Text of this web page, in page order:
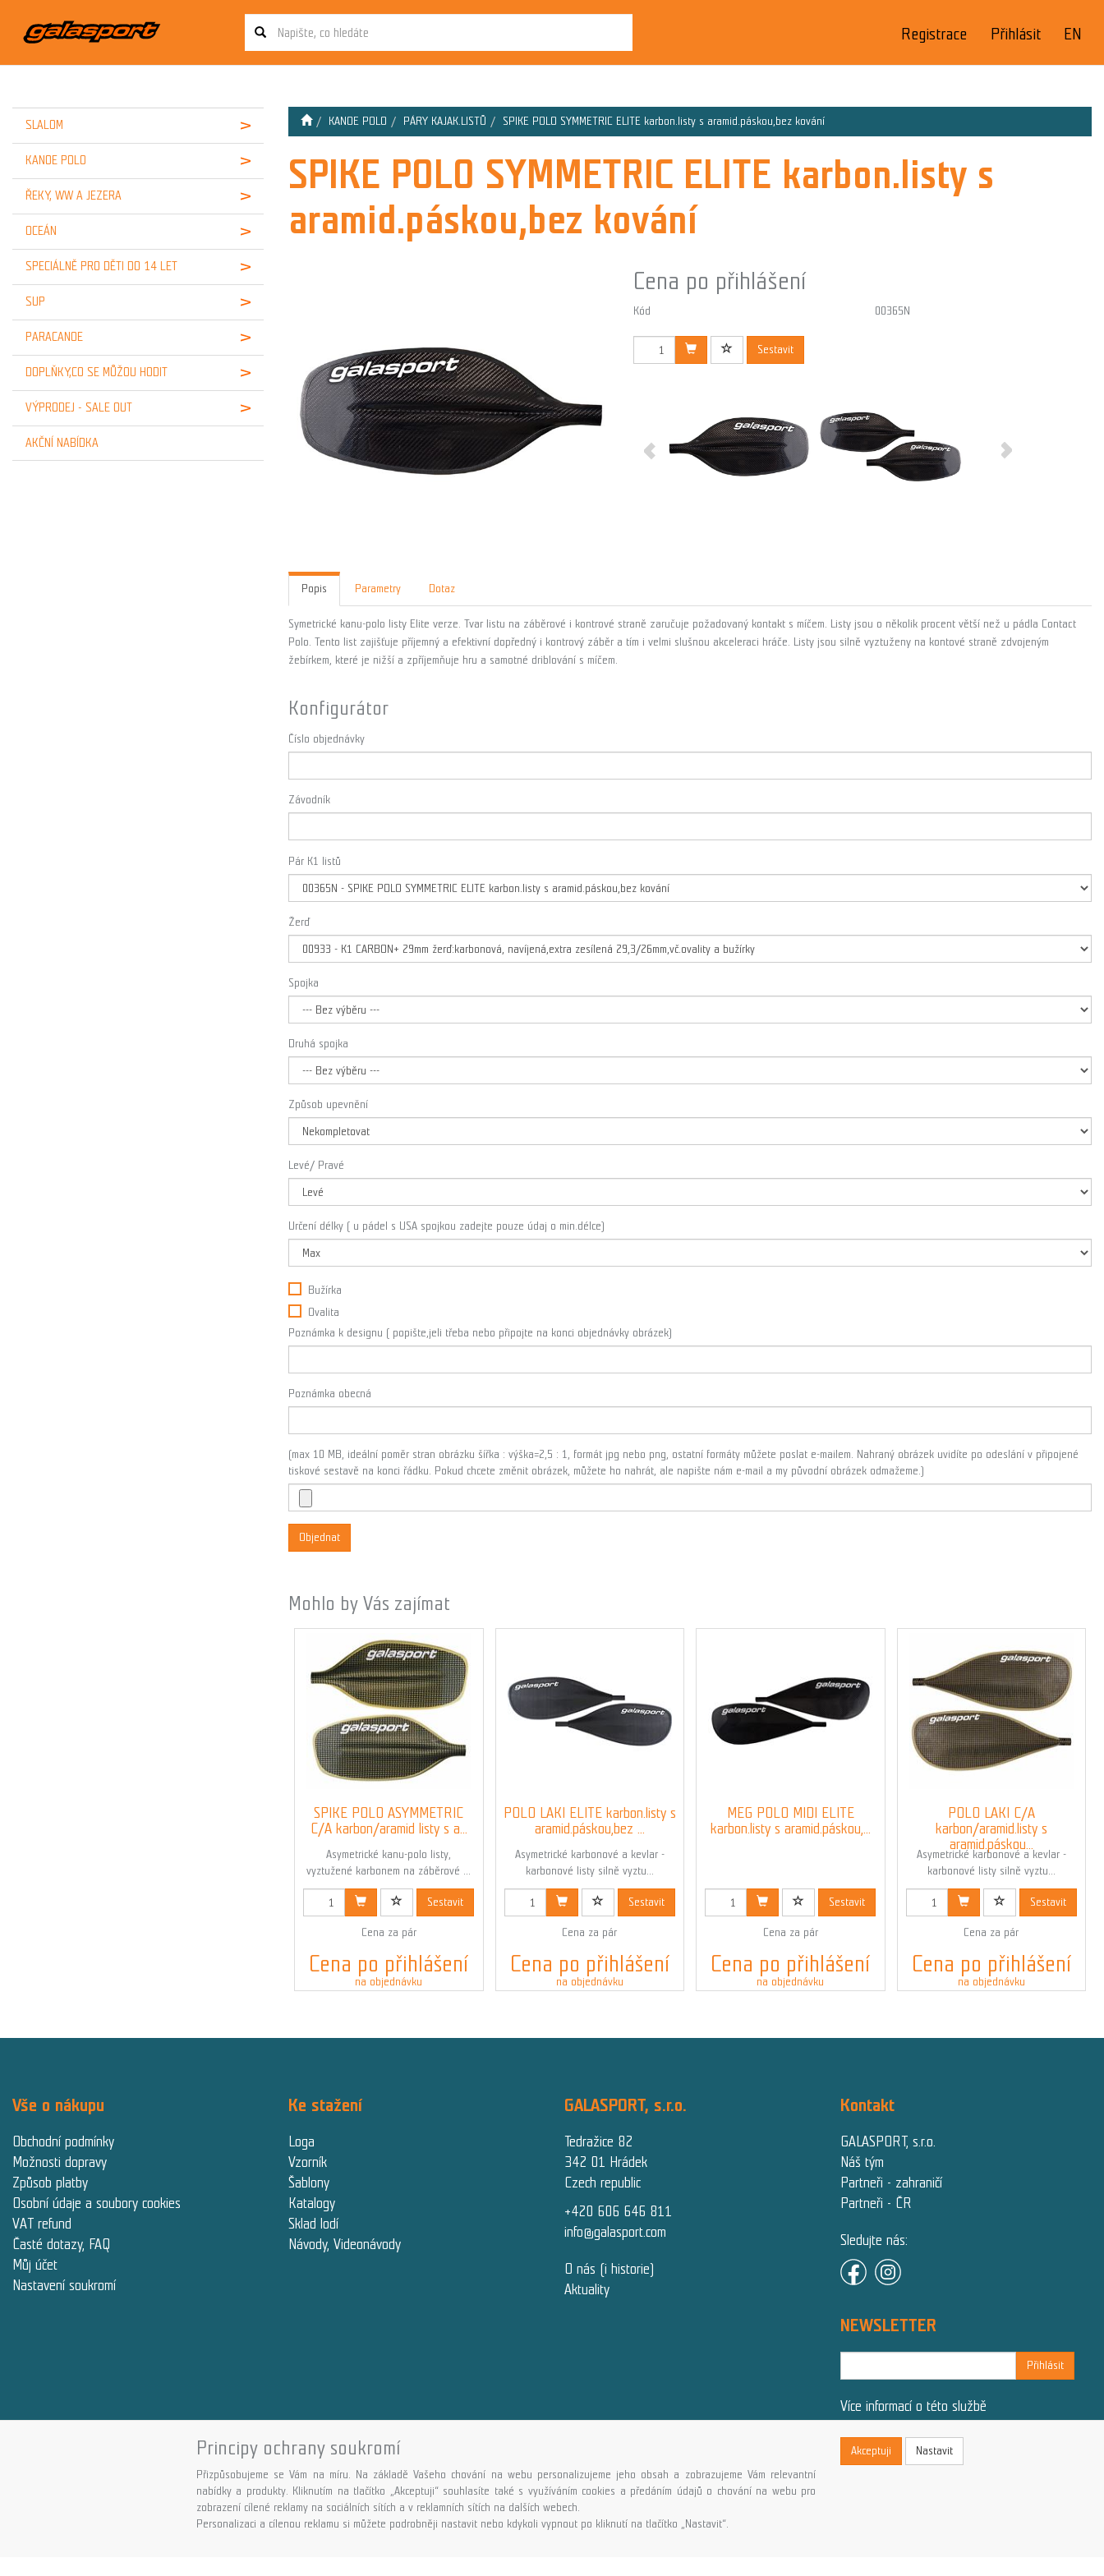
EN
Registrace Přihlásit
SLALOM
KANOE POLO
ŘEKY, WW A JEZERA
OCEÁN
SPECIÁLNĚ PRO DĚTI DO 14 LET
SUP
PARACANOE
DOPLŇKY,CO SE MŮŽOU HODIT
VÝPRODEJ - SALE OUT
AKČNÍ NABÍDKA
KANOE POLO PÁRY KAJAK.LISTŮ SPIKE POLO SYMMETRIC ELITE karbon.listy s aramid.páskou,bez kování
SPIKE POLO SYMMETRIC ELITE karbon.listy s
aramid.páskou,bez kování
Cena po přihlášení
Kód 00365N
Sestavit
Popis Parametry Dotaz
Symetrické kanu-polo listy Elite verze. Tvar listu na záběrové i kontrové straně zaručuje požadovaný kontakt s míčem. Listy jsou o několik procent větší než u pádla Contact
Polo. Tento list zajišťuje příjemný a efektivní dopředný i kontrový záběr a tím i velmi slušnou akceleraci hráče. Listy jsou silně vyztuženy na kontové straně zdvojeným
žebírkem, které je nižší a zpříjemňuje hru a samotné driblování s míčem.
Konfigurátor
Číslo objednávky
Závodník
Pár K1 listů
Žerď
Spojka
Druhá spojka
Způsob upevnění
Levé/ Pravé
Určení délky ( u pádel s USA spojkou zadejte pouze údaj o min.délce)
Bužírka
Ovalita
Poznámka k designu ( popište,jeli třeba nebo připojte na konci objednávky obrázek)
Poznámka obecná
(max 10 MB, ideální poměr stran obrázku šířka : výška=2,5 : 1, formát jpg nebo png, ostatní formáty můžete poslat e-mailem. Nahraný obrázek uvidíte po odeslání v připojené
tiskové sestavě na konci řádku. Pokud chcete změnit obrázek, můžete ho nahrát, ale napište nám e-mail a my původní obrázek odmažeme.)
Objednat
Mohlo by Vás zajímat
SPIKE POLO ASYMMETRIC
C/A karbon/aramid listy s a...
Asymetrické kanu-polo listy,
vyztužené karbonem na záběrové ...
Kód: 00367N
Sestavit
Cena za pár
Cena po přihlášení
na objednávku
POLO LAKI ELITE karbon.listy s
aramid.páskou,bez ...
Asymetrické karbonové a kevlar -
karbonové listy silně vyztu...
Kód: 00355N
Sestavit
Cena za pár
Cena po přihlášení
na objednávku
MEG POLO MIDI ELITE
karbon.listy s aramid.páskou,...
Kód: 00370N
Sestavit
Cena za pár
Cena po přihlášení
na objednávku
POLO LAKI C/A
karbon/aramid.listy s
aramid.páskou...
Asymetrické karbonové a kevlar -
karbonové listy silně vyztu...
Kód: 00369N
Sestavit
Cena za pár
Cena po přihlášení
na objednávku
Vše o nákupu
Obchodní podmínky
Možnosti dopravy
Způsob platby
Osobní údaje a soubory cookies
VAT refund
Časté dotazy, FAQ
Můj účet
Nastavení soukromí
Ke stažení
Loga
Vzorník
Šablony
Katalogy
Sklad lodí
Návody, Videonávody
GALASPORT, s.r.o.
Tedražice 82
342 01 Hrádek
Czech republic
+420 606 646 811
info@galasport.com
O nás (i historie)
Aktuality
Kontakt
GALASPORT, s.r.o.
Náš tým
Partneři - zahraničí
Partneři - ČR
Sledujte nás:
NEWSLETTER
Přihlásit
Více informací o této službě
powered by ABRA E-shop
Principy ochrany soukromí
Přizpůsobujeme se Vám na míru. Na základě Vašeho chování na webu personalizujeme jeho obsah a zobrazujeme Vám relevantní
nabídky a produkty. Kliknutím na tlačítko „Akceptuji“ souhlasíte také s využíváním cookies a předáním údajů o chování na webu pro
zobrazení cílené reklamy na sociálních sítích a v reklamních sítích na dalších webech.
Personalizaci a cílenou reklamu si můžete podrobněji nastavit nebo kdykoli vypnout po kliknutí na tlačítko „Nastavit“.
Akceptuji Nastavit